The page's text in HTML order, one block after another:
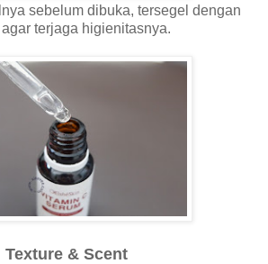
sebelum dibuka, tersegel dengan
terjaga higienitasnya.
Texture & Scent